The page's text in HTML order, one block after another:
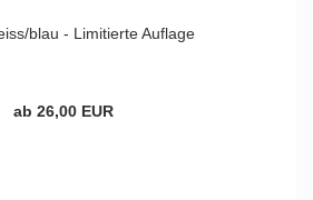
blau - Limitierte Auflage
ab 26,00 EUR